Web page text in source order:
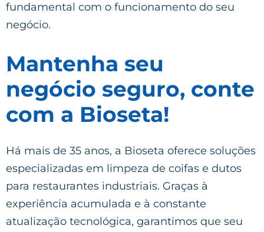
fundamental com o funcionamento do seu
negócio.
Mantenha seu
negócio seguro, conte
com a Bioseta!
Há mais de 35 anos, a Bioseta oferece soluções
especializadas em limpeza de coifas e dutos
para restaurantes industriais. Graças à
experiência acumulada e à constante
atualização tecnológica, garantimos que seu